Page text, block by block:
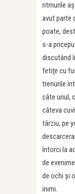
ritmurile
avut parte
poate,
s-a
discutând
fetiţe cu
trenurile
câte unul,
câteva
târziu, pe
întorci la
de
de ochi şi
inimi.